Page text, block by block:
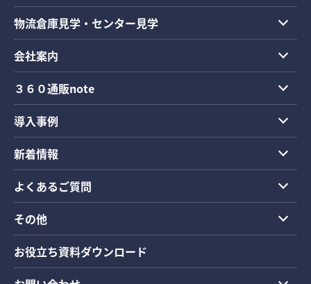
物流倉庫見学・センター見学
会社案内
３６０通販note
導入事例
新着情報
よくあるご質問
その他
お役立ち資料ダウンロード